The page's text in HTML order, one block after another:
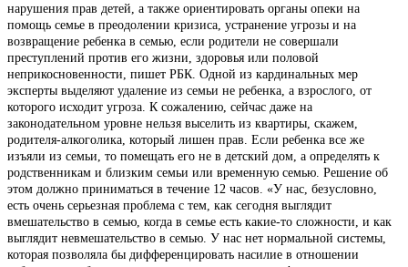
нарушения прав детей, а также ориентировать органы опеки на
помощь семье в преодолении кризиса, устранение угрозы и на
возвращение ребенка в семью, если родители не совершали
преступлений против его жизни, здоровья или половой
неприкосновенности, пишет РБК. Одной из кардинальных мер
эксперты выделяют удаление из семьи не ребенка, а взрослого, от
которого исходит угроза. К сожалению, сейчас даже на
законодательном уровне нельзя выселить из квартиры, скажем,
родителя-алкоголика, который лишен прав. Если ребенка все же
изъяли из семьи, то помещать его не в детский дом, а определять к
родственникам и близким семьи или временную семью. Решение об
этом должно приниматься в течение 12 часов. «У нас, безусловно,
есть очень серьезная проблема с тем, как сегодня выглядит
вмешательство в семью, когда в семье есть какие-то сложности, и как
выглядит невмешательство в семью. У нас нет нормальной системы,
которая позволяла бы дифференцировать насилие в отношении